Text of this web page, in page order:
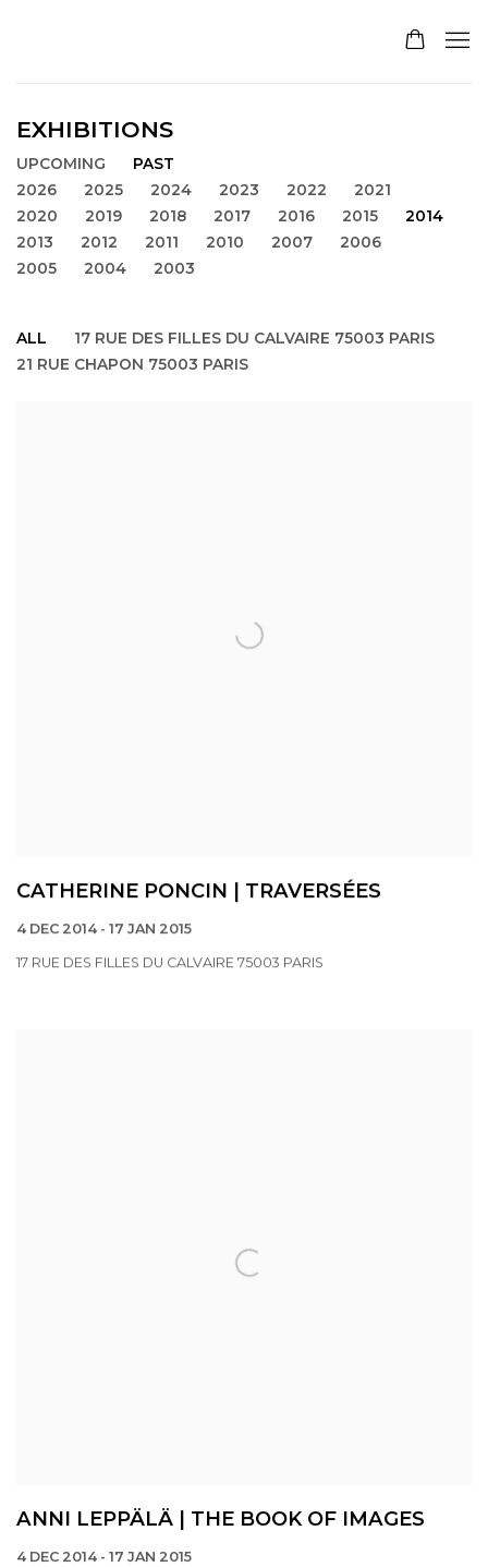
EXHIBITIONS
UPCOMING
PAST
2026
2025 2024 2023 2022
2021
2020
2019 2018 2017 2016 2015
2014
2013
2012 2011 2010 2007
2006
2005
2004 2003
ALL
17 RUE DES FILLES DU CALVAIRE 75003 PARIS
21 RUE CHAPON 75003 PARIS
CATHERINE PONCIN | TRAVERSÉES
4 DEC 2014 - 17 JAN 2015
17 RUE DES FILLES DU CALVAIRE 75003 PARIS
ANNI LEPPÄLÄ | THE BOOK OF IMAGES
4 DEC 2014 - 17 JAN 2015